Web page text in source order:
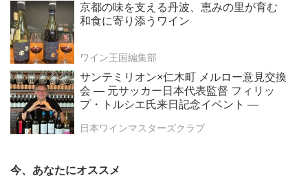
京都の味を支える丹波、恵みの里が育む
和食に寄り添うワイン
ワイン王国編集部
サンテミリオン×仁木町 メルロー意見交換
会 ― 元サッカー日本代表監督 フィリッ
プ・トルシエ氏来日記念イベント ―
日本ワインマスターズクラブ
今、あなたにオススメ